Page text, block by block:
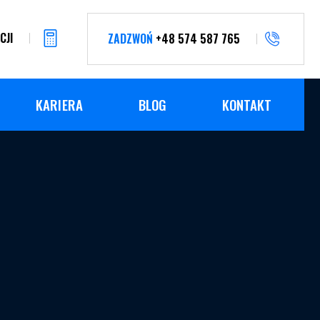
ZADZWOŃ +48 574 587 765
KARIERA BLOG KONTAKT